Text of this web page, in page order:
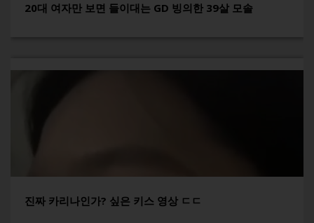
20대 여자만 보면 들이대는 GD 빙의한 39살 모솔
진짜 카리나인가? 싶은 키스 영상 ㄷㄷ